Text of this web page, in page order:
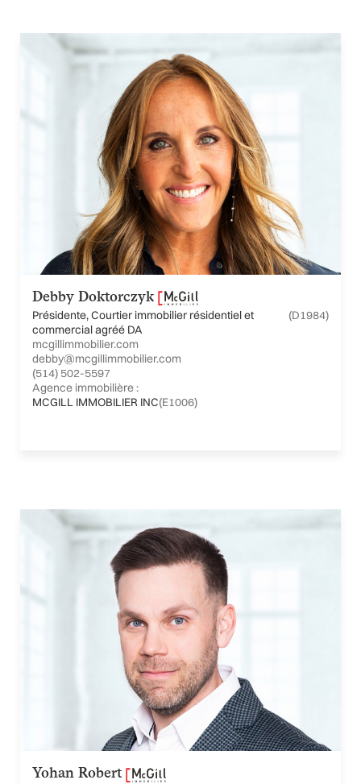
Debby Doktorczyk
Présidente, Courtier immobilier résidentiel et
commercial agréé DA
(D1984)
mcgillimmobilier.com
debby@mcgillimmobilier.com
(514) 502-5597
Agence immobilière :
MCGILL IMMOBILIER INC(E1006)
Yohan Robert